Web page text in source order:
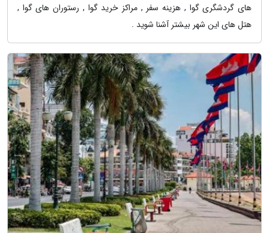
های گردشگری گوا , هزینه سفر , مراکز خرید گوا , رستوران های گوا ,
هتل های این شهر بیشتر آشنا شوید .